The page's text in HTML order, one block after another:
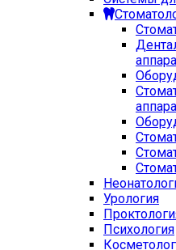
Урология
Психология